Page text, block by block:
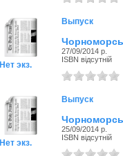
Нет экз.
Выпуск
27/09/2014 р.
ISBN відсутній
Нет экз.
Выпуск
25/09/2014 р.
ISBN відсутній